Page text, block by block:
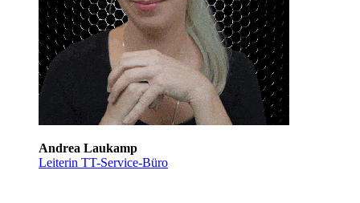
Andrea Laukamp
Leiterin TT-Service-Büro